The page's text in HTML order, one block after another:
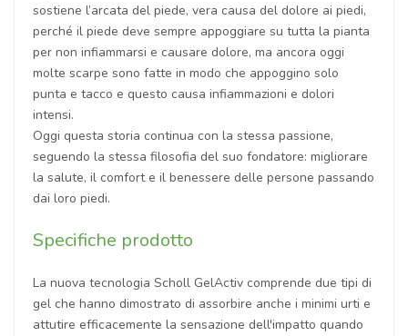
sostiene l’arcata del piede, vera causa del dolore ai piedi,
perché il piede deve sempre appoggiare su tutta la pianta
per non infiammarsi e causare dolore, ma ancora oggi
molte scarpe sono fatte in modo che appoggino solo
punta e tacco e questo causa infiammazioni e dolori
intensi.
Oggi questa storia continua con la stessa passione,
seguendo la stessa filosofia del suo fondatore: migliorare
la salute, il comfort e il benessere delle persone passando
dai loro piedi.
Specifiche prodotto
La nuova tecnologia Scholl GelActiv comprende due tipi di
gel che hanno dimostrato di assorbire anche i minimi urti e
attutire efficacemente la sensazione dell'impatto quando